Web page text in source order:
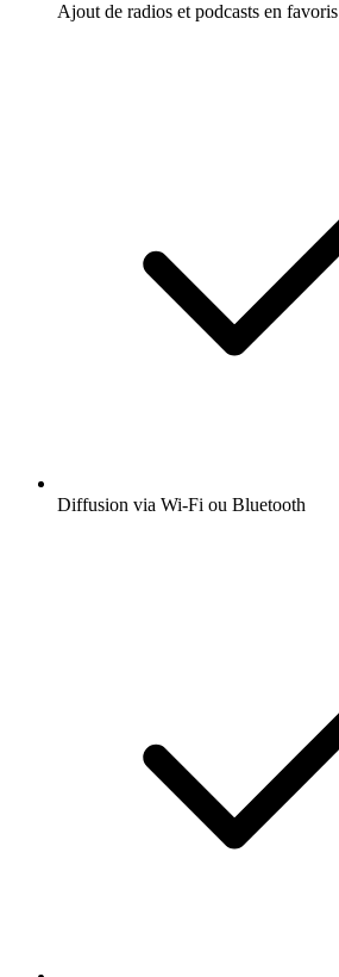
Ajout de radios et podcasts en favoris
Diffusion via Wi-Fi ou Bluetooth